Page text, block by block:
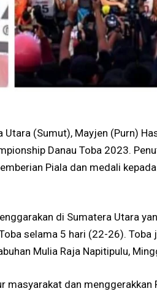
(Sumut), Mayjen (Purn)
Danau Toba 2023.
Piala dan medali
di Sumatera Utara
selama 5 hari (22-26). Toba
Mulia Raja Napitipulu,
masyarakat dan menggerakkan